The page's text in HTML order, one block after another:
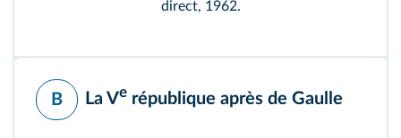
direct, 1962.
B La Ve république après de Gaulle